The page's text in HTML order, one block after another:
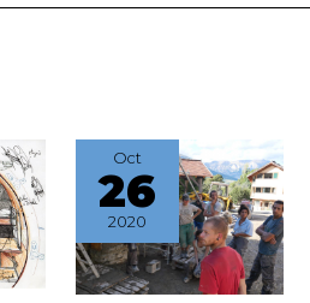
Oct
26
2020